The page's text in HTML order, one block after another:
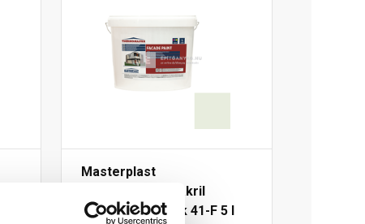
Masterplast
Thermomaster akril
homlokzatfesték 41-F 5 l